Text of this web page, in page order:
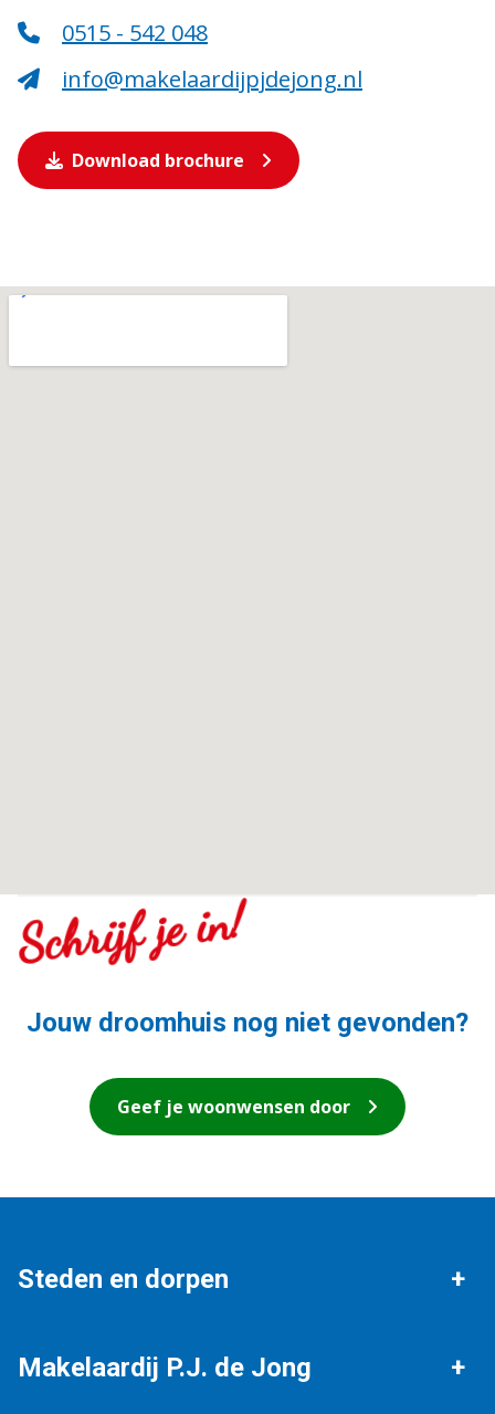
0515 - 542 048
info@makelaardijpjdejong.nl
Download brochure
Jouw droomhuis nog niet gevonden?
Schrijf je in!
Geef je woonwensen door
Steden en dorpen
Makelaardij P.J. de Jong